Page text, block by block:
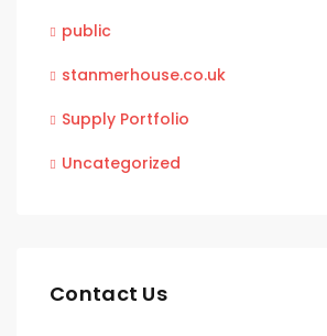
public
stanmerhouse.co.uk
Supply Portfolio
Uncategorized
Contact Us